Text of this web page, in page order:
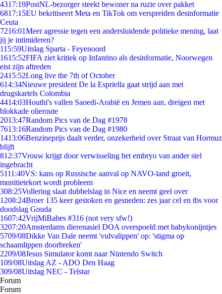
4317:19PostNL-bezorger steekt bewoner na ruzie over pakket
6817:15EU bekritiseert Meta en TikTok om verspreiden desinformatie
Ceuta
7216:01Meer agressie tegen een andersluidende politieke mening, laat
jij je intimideren?
115:59Uitslag Sparta - Feyenoord
1615:52FIFA ziet kritiek op Infantino als desinformatie, Noorwegen
eist zijn aftreden
2415:52Long live the 7th of October
614:34Nieuwe president De la Espriella gaat strijd aan met
drugskartels Colombia
4414:03Houthi's vallen Saoedi-Arabië en Jemen aan, dreigen met
blokkade olieroute
2013:47Random Pics van de Dag #1978
7613:16Random Pics van de Dag #1980
1413:06Benzineprijs daalt verder, onzekerheid over Straat van Hormuz
blijft
812:37Vrouw krijgt door verwisseling het embryo van ander stel
ingebracht
5111:40VS: kans op Russische aanval op NAVO-land groeit,
munitietekort wordt probleem
308:25Vollering slaat dubbelslag in Nice en neemt geel over
1208:24Broer 135 keer gestoken en gesneden: zes jaar cel en tbs voor
doodslag Gouda
1607:42VrijMiBabes #316 (not very sfw!)
3207:20Amsterdams dierenasiel DOA overspoeld met babykonijntjes
5709/08Dikke Van Dale neemt 'vulvalippen' op: 'stigma op
schaamlippen doorbreken'
2209/08Jesus Simulator komt naar Nintendo Switch
109/08Uitslag AZ - ADO Den Haag
309/08Uitslag NEC - Telstar
Forum
Forum